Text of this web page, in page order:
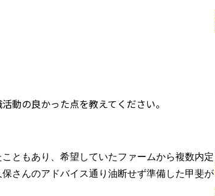
動の良かった点を教えてください。
ともあり、希望していたファームから複数内定
さんのアドバイス通り油断せず準備した甲斐が